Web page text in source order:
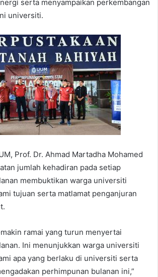
serta menyampaikan perkembangan
universiti.
Prof. Dr. Ahmad Martadha Mohamed
jumlah kehadiran pada setiap
membuktikan warga universiti
tujuan serta matlamat penganjuran
ramai yang turun menyertai
Ini menunjukkan warga universiti
apa yang berlaku di universiti serta
perhimpunan bulanan ini,”